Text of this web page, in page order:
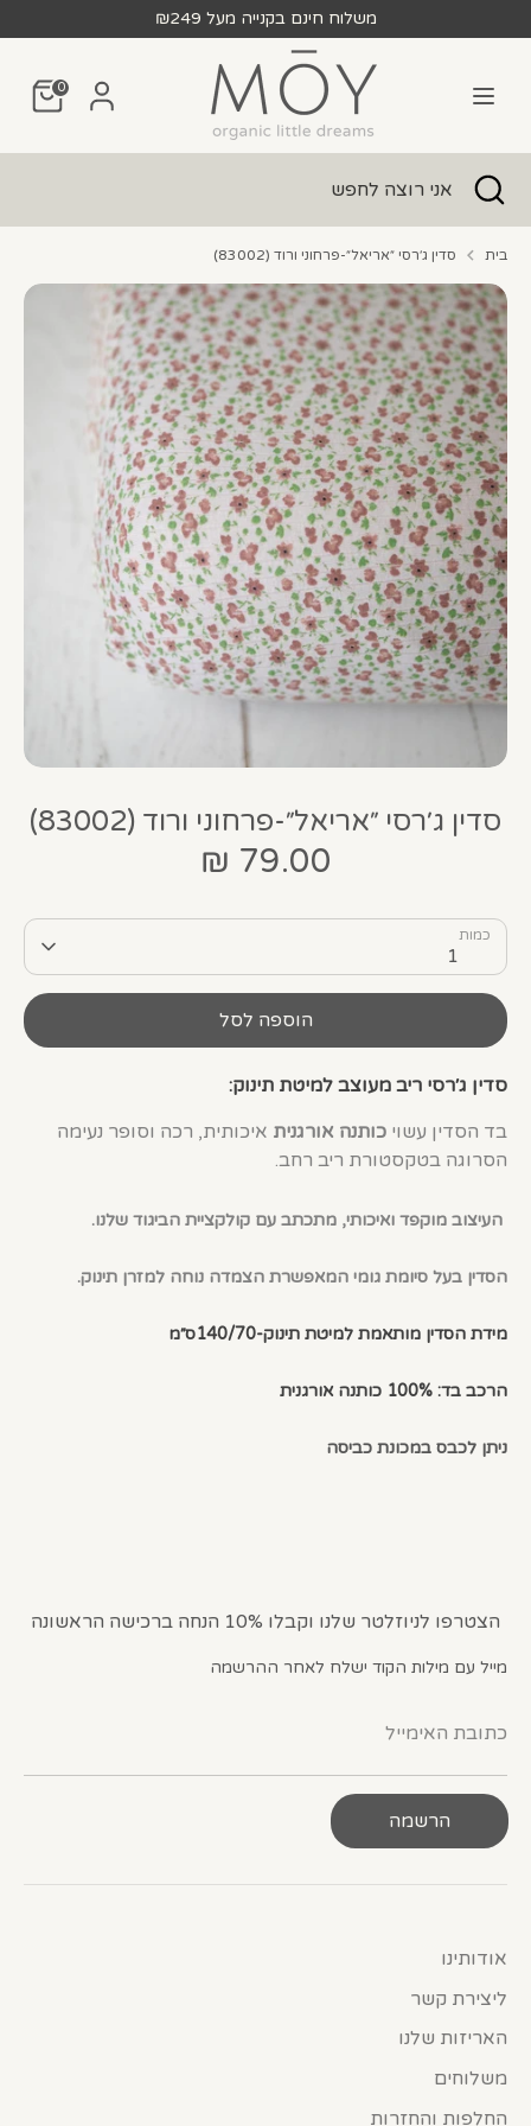
משלוח חינם בקנייה מעל ₪249
0 חפש
לחפש
חפש
אני
סגור
חיפוש
בית סדין ג׳רסי ״אריאל״-פרחוני ורוד (83002)
סדין ג׳רסי ״אריאל״-פרחוני ורוד (83002)
79.00 ₪
כמות
1
הוספה לסל
סדין ג׳רסי ריב מעוצב למיטת תינוק:
בד הסדין עשוי כותנה אורגנית איכותית, רכה וסופר נעימה
הסרוגה בטקסטורת ריב רחב.
העיצוב מוקפד ואיכותי, מתכתב עם קולקציית הביגוד שלנו.
הסדין בעל סיומת גומי המאפשרת הצמדה נוחה למזרן תינוק.
מידת הסדין מותאמת למיטת תינוק-140/70ס״מ
הרכב בד: 100% כותנה אורגנית
ניתן לכבס במכונת כביסה
הצטרפו לניוזלטר שלנו וקבלו 10% הנחה ברכישה הראשונה
מייל עם מילות הקוד ישלח לאחר ההרשמה
כתובת האימייל
הרשמה
אודותינו
ליצירת קשר
האריזות שלנו
משלוחים
החלפות והחזרות